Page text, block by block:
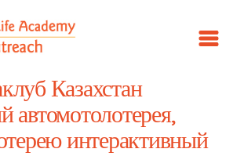
Казахстан
автомотолотерея,
интерактивный